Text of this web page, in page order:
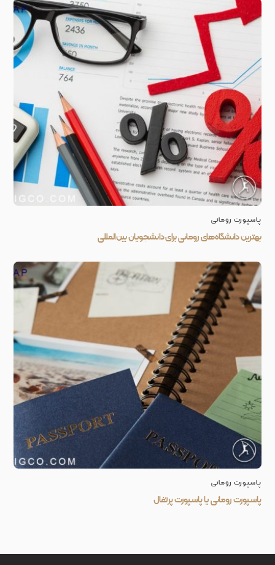
پاسپورت رومانی
بهترین دانشگاه‌های رومانی برای دانشجویان بین‌المللی
پاسپورت رومانی
پاسپورت رومانی یا پاسپورت پرتغال